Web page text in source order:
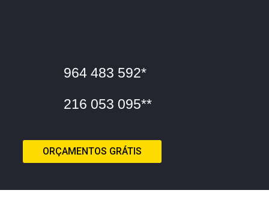
216 053 095**
964 483 592*
ORÇAMENTOS GRÁTIS